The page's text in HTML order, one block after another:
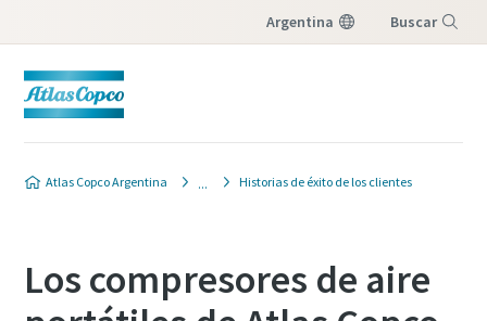
Argentina Buscar
Atlas Copco Argentina Historias de éxito de los clientes
Los compresores de aire